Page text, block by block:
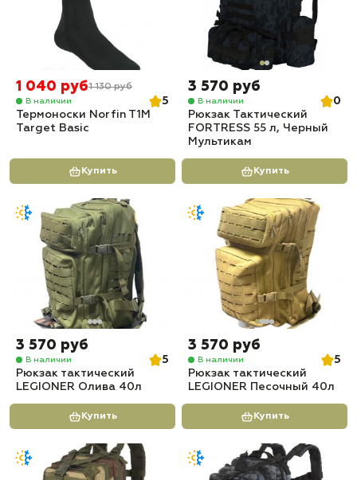
1 040 руб1 130 руб
В наличии
5
Термоноски Norfin T1M
Target Basic
Купить
3 570 руб
В наличии
0
Рюкзак Тактический
FORTRESS 55 л, Черный
Мультикам
Купить
3 570 руб
В наличии
5
Рюкзак тактический
LEGIONER Олива 40л
Купить
3 570 руб
В наличии
5
Рюкзак тактический
LEGIONER Песочный 40л
Купить